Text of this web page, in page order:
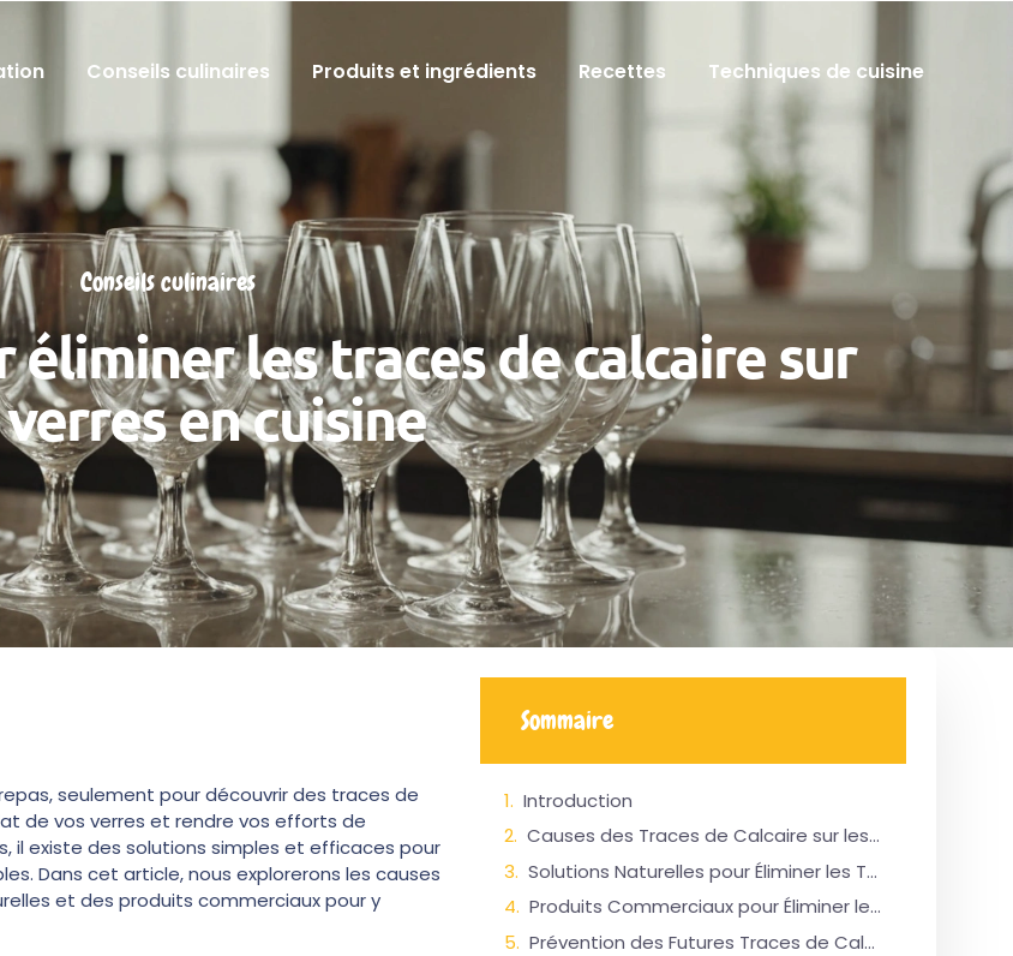
Conseils culinaires Produits et ingrédients Recettes Techniques de cuisine
Conseils culinaires
éliminer les traces de calcaire sur
en cuisine
seulement pour découvrir des traces de
de vos verres et rendre vos efforts de
il existe des solutions simples et efficaces pour
Dans cet article, nous explorerons les causes
et des produits commerciaux pour y
Sommaire
Introduction
Causes des Traces de Calcaire sur les Verres
Solutions Naturelles pour Éliminer les Traces de Calcaire
Produits Commerciaux pour Éliminer les Traces de Calcaire
Prévention des Futures Traces de Calcaire